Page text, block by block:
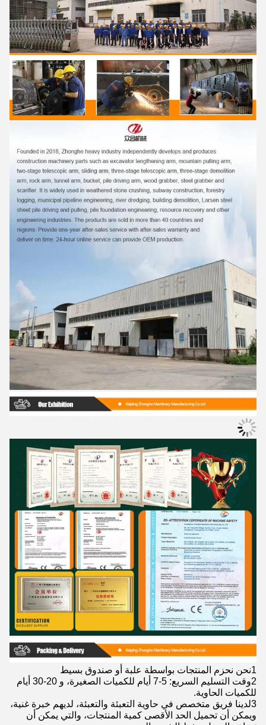
1نحن نحزم المنتجات بواسطة علبة أو صندوق بسيط
2وقت التسليم السريع: 5-7 أيام للكميات الصغيرة، و 20-30 أيام
للكميات الحاوية.
3لدينا فريق متخصص في حاوية التعبئة والتعبئة، لديهم خبرة غنية،
ويمكن أن تحميل الحد الأقصى كمية المنتجات، والتي يمكن أن